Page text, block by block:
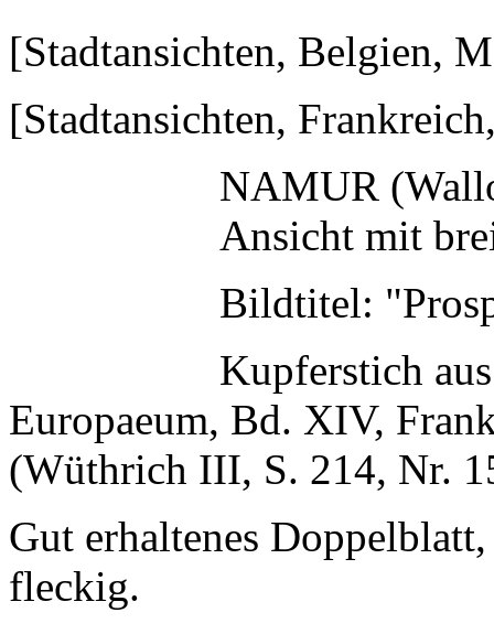
[Stadtansichten, Belgien,
[Stadtansichten,
NAMUR
Ansicht mit
Bildtitel:
Kupferstich
Europaeum, Bd. XIV,
(Wüthrich III, S. 214, Nr.
Gut erhaltenes
fleckig.